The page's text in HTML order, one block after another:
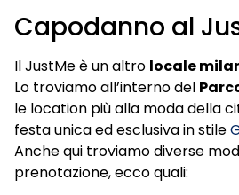
Capodanno al
Il JustMe è un altro locale
Lo troviamo all’interno del
le location più alla moda della
festa unica ed esclusiva in stile
Anche qui troviamo diverse
prenotazione, ecco quali: